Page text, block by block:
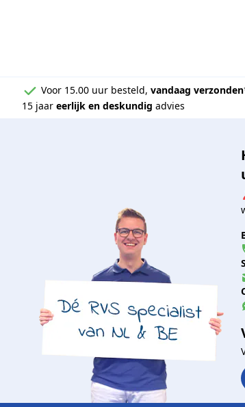
Voor 15.00 uur besteld, vandaag verzonden
15 jaar eerlijk en deskundig advies